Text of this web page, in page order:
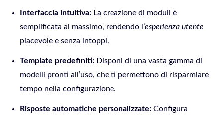
Interfaccia intuitiva: La creazione di moduli è
semplificata al massimo, rendendo l’esperienza utente
piacevole e senza intoppi.
Template predefiniti: Disponi di una vasta gamma di
modelli pronti all’uso, che ti permettono di risparmiare
tempo nella configurazione.
Risposte automatiche personalizzate: Configura